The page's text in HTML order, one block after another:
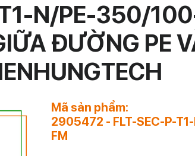
N/PE-350/
ĐƯỜNG PE
Mã sản phẩm:
2905472 - FLT-SEC-P-
FM